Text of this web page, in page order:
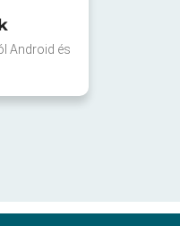
Android és